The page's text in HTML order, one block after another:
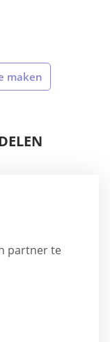
maken
partner te